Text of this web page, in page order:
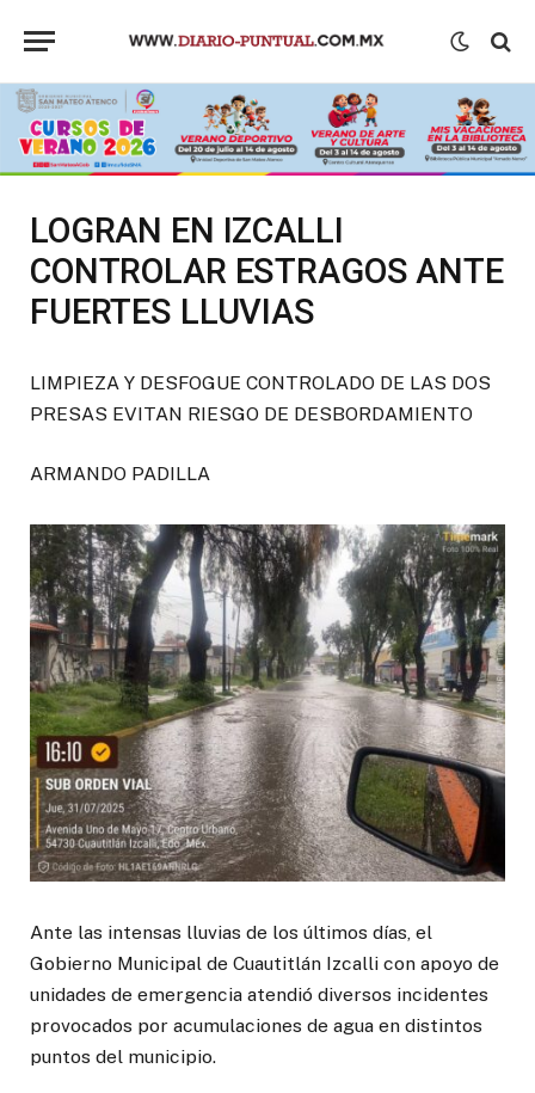
LOGRAN EN IZCALLI
CONTROLAR ESTRAGOS ANTE
FUERTES LLUVIAS
LIMPIEZA Y DESFOGUE CONTROLADO DE LAS DOS
PRESAS EVITAN RIESGO DE DESBORDAMIENTO
ARMANDO PADILLA
Ante las intensas lluvias de los últimos días, el
Gobierno Municipal de Cuautitlán Izcalli con apoyo de
unidades de emergencia atendió diversos incidentes
provocados por acumulaciones de agua en distintos
puntos del municipio.